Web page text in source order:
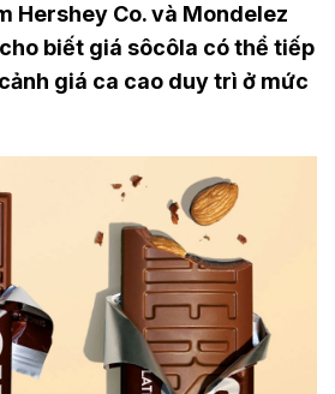
Hershey Co. và Mondelez
biết giá sôcôla có thể tiếp
giá ca cao duy trì ở mức